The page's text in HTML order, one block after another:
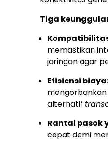
Tiga
memastikan
jaringan agar
Efisiensi biaya:
alternatif
Rantai pasok
cepat demi